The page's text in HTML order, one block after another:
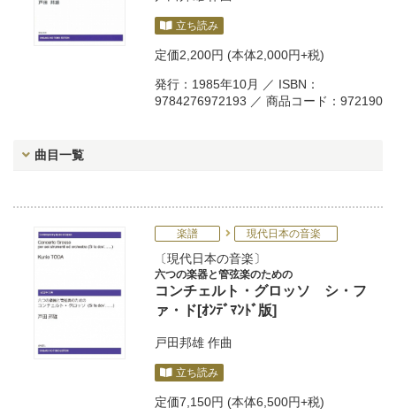
立ち読み
定価2,200円 (本体2,000円+税)
発行：1985年10月 ／ ISBN：
9784276972193 ／ 商品コード：972190
曲目一覧
楽譜 現代日本の音楽
現代日本の音楽
六つの楽器と管弦楽のための
コンチェルト・グロッソ シ・フ
ァ・ド[ｵﾝﾃﾞﾏﾝﾄﾞ版]
戸田邦雄 作曲
立ち読み
定価7,150円 (本体6,500円+税)